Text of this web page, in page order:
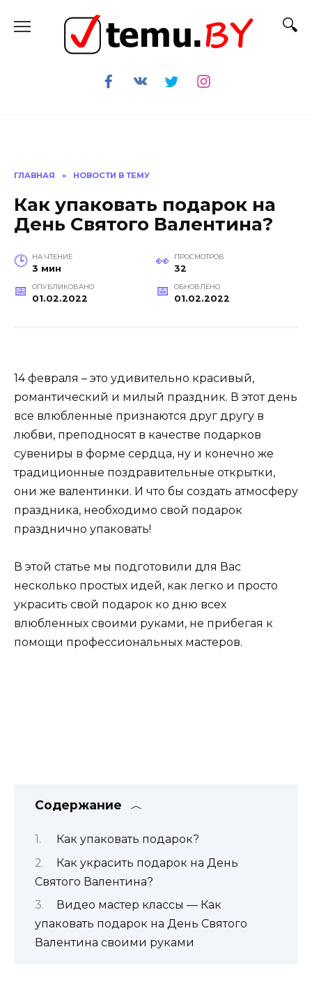
содержанию
ГЛАВНАЯ » НОВОСТИ В ТЕМУ
Как упаковать подарок на
День Святого Валентина?
НА ЧТЕНИЕ
3 мин
ПРОСМОТРОВ
32
ОПУБЛИКОВАНО
01.02.2022
ОБНОВЛЕНО
01.02.2022
14 февраля – это удивительно красивый,
романтический и милый праздник. В этот день
все влюбленные признаются друг другу в
любви, преподносят в качестве подарков
сувениры в форме сердца, ну и конечно же
традиционные поздравительные открытки,
они же валентинки. И что бы создать атмосферу
праздника, необходимо свой подарок
празднично упаковать!
В этой статье мы подготовили для Вас
несколько простых идей, как легко и просто
украсить свой подарок ко дню всех
влюбленных своими руками, не прибегая к
помощи профессиональных мастеров.
Содержание
Как упаковать подарок?
Как украсить подарок на День
Святого Валентина?
Видео мастер классы — Как
упаковать подарок на День Святого
Валентина своими руками